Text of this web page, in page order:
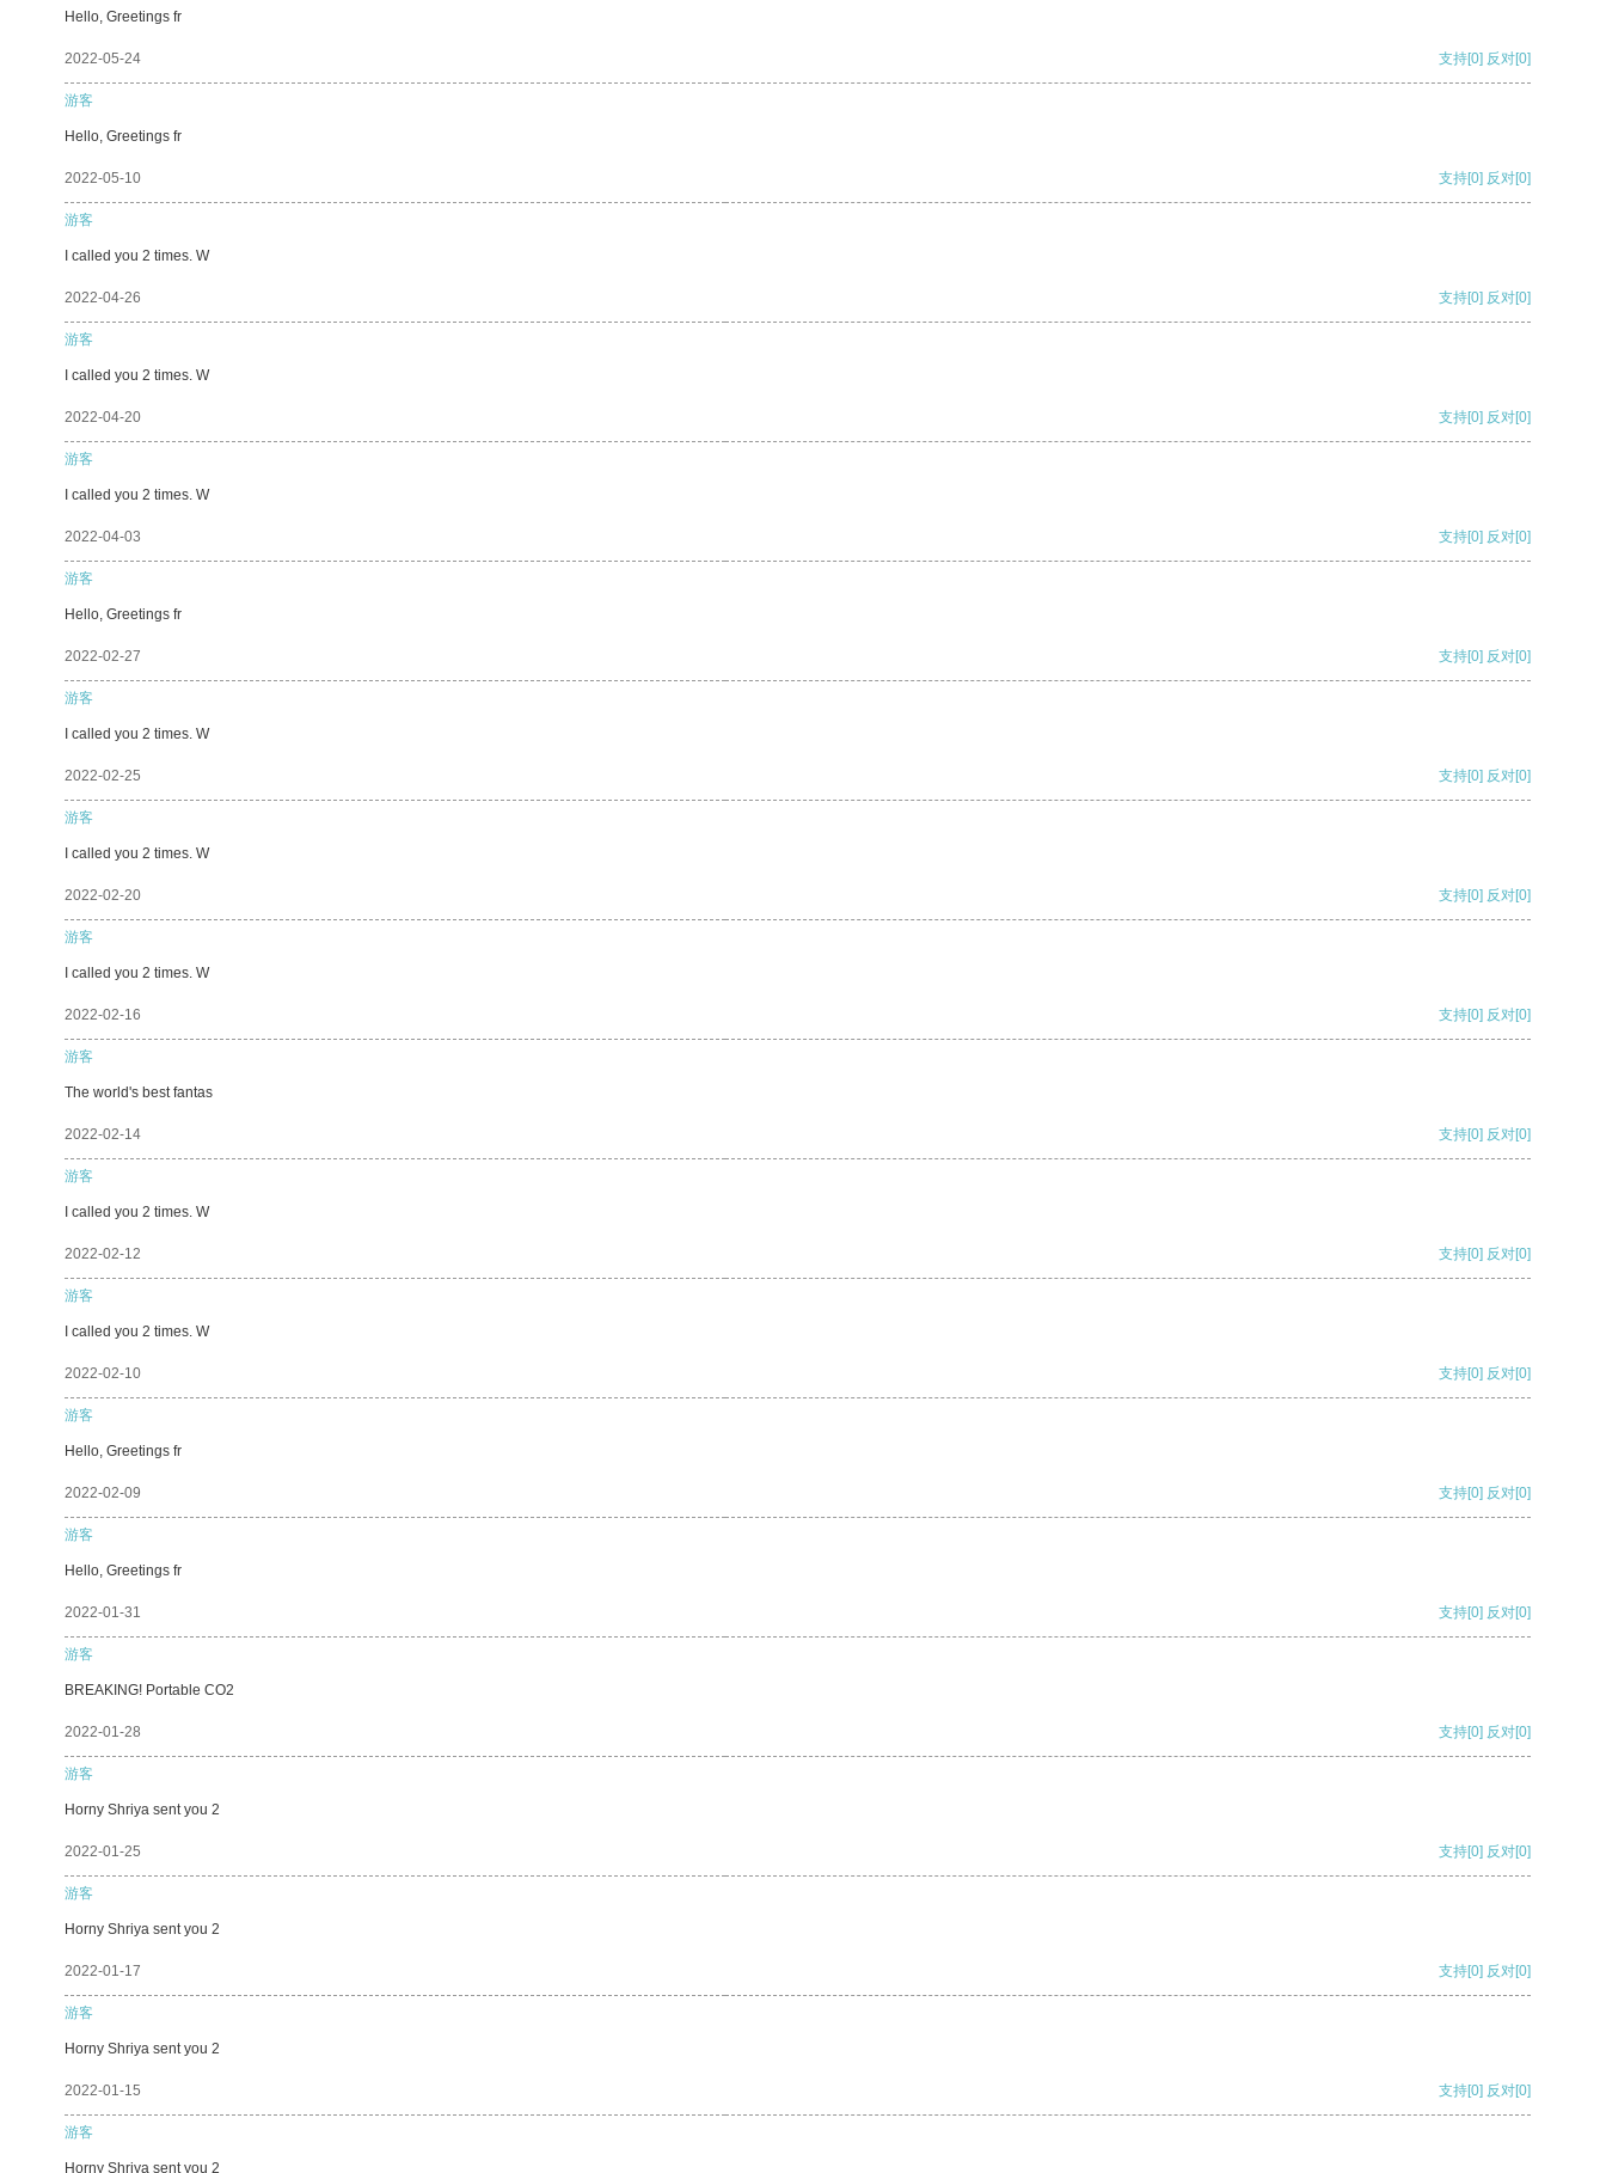
Hello, Greetings fr
2022-05-24 支持[0] 反对[0]
游客
Hello, Greetings fr
2022-05-10 支持[0] 反对[0]
游客
I called you 2 times. W
2022-04-26 支持[0] 反对[0]
游客
I called you 2 times. W
2022-04-20 支持[0] 反对[0]
游客
I called you 2 times. W
2022-04-03 支持[0] 反对[0]
游客
Hello, Greetings fr
2022-02-27 支持[0] 反对[0]
游客
I called you 2 times. W
2022-02-25 支持[0] 反对[0]
游客
I called you 2 times. W
2022-02-20 支持[0] 反对[0]
游客
I called you 2 times. W
2022-02-16 支持[0] 反对[0]
游客
The world's best fantas
2022-02-14 支持[0] 反对[0]
游客
I called you 2 times. W
2022-02-12 支持[0] 反对[0]
游客
I called you 2 times. W
2022-02-10 支持[0] 反对[0]
游客
Hello, Greetings fr
2022-02-09 支持[0] 反对[0]
游客
Hello, Greetings fr
2022-01-31 支持[0] 反对[0]
游客
BREAKING! Portable CO2
2022-01-28 支持[0] 反对[0]
游客
Horny Shriya sent you 2
2022-01-25 支持[0] 反对[0]
游客
Horny Shriya sent you 2
2022-01-17 支持[0] 反对[0]
游客
Horny Shriya sent you 2
2022-01-15 支持[0] 反对[0]
游客
Horny Shriya sent you 2